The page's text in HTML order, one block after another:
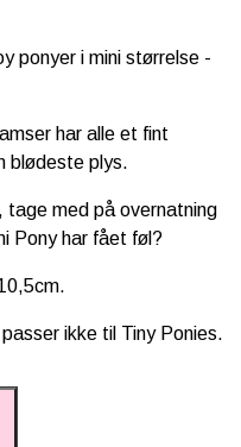
ponyer i mini størrelse -
har alle et fint
blødeste plys.
med på overnatning
Pony har fået føl?
ikke til Tiny Ponies.